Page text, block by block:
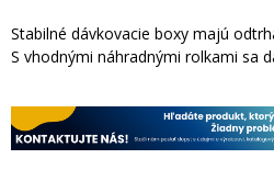
Stabilné dávkovacie boxy majú
S vhodnými náhradnými rolkami sa